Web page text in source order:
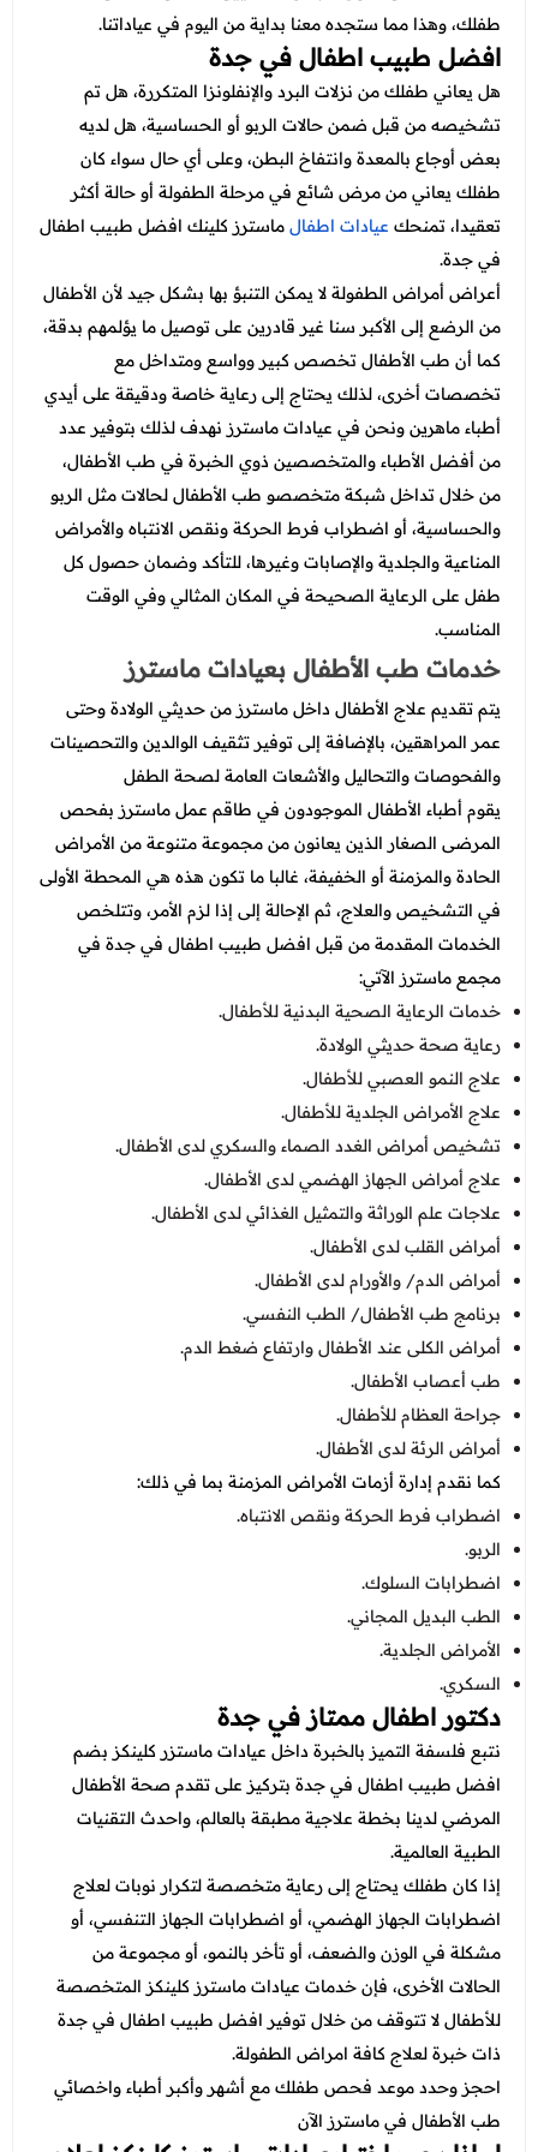
عروض العناية بالشعر
عروض الرجال
عروض جراحات التجميل
عروض قسم الطوارئ
عروض المختبر
عروض الاشعة
عروض الباطنة
عروض العظام
عروض الانف والاذن والحنجرة
عروض العلاج الطبيعي
طفلك، وهذا مما ستجده معنا بداية من اليوم في عياداتنا.
افضل طبيب اطفال في جدة
هل يعاني طفلك من نزلات البرد والإنفلونزا المتكررة، هل تم
تشخيصه من قبل ضمن حالات الربو أو الحساسية، هل لديه
بعض أوجاع بالمعدة وانتفاخ البطن، وعلى أي حال سواء كان
طفلك يعاني من مرض شائع في مرحلة الطفولة أو حالة أكثر
تعقيدا، تمنحكعيادات اطفال ماسترز كلينك افضل طبيب اطفال
في جدة.
أعراض أمراض الطفولة لا يمكن التنبؤ بها بشكل جيد لأن الأطفال
من الرضع إلى الأكبر سنا غير قادرين على توصيل ما يؤلمهم بدقة،
كما أن طب الأطفال تخصص كبير وواسع ومتداخل مع
تخصصات أخرى، لذلك يحتاج إلى رعاية خاصة ودقيقة على أيدي
أطباء ماهرين ونحن في عيادات ماسترز نهدف لذلك بتوفير عدد
من أفضل الأطباء والمتخصصين ذوي الخبرة في طب الأطفال،
من خلال تداخل شبكة متخصصو طب الأطفال لحالات مثل الربو
والحساسية، أو اضطراب فرط الحركة ونقص الانتباه والأمراض
المناعية والجلدية والإصابات وغيرها، للتأكد وضمان حصول كل
طفل على الرعاية الصحيحة في المكان المثالي وفي الوقت
المناسب.
خدمات طب الأطفال بعيادات ماسترز
يتم تقديم علاج الأطفال داخل ماسترز من حديثي الولادة وحتى
عمر المراهقين، بالإضافة إلى توفير تثقيف الوالدين والتحصينات
والفحوصات والتحاليل والأشعات العامة لصحة الطفل
يقوم أطباء الأطفال الموجودون في طاقم عمل ماسترز بفحص
المرضى الصغار الذين يعانون من مجموعة متنوعة من الأمراض
الحادة والمزمنة أو الخفيفة، غالبا ما تكون هذه هي المحطة الأولى
في التشخيص والعلاج، ثم الإحالة إلى إذا لزم الأمر، وتتلخص
الخدمات المقدمة من قبل افضل طبيب اطفال في جدة في
مجمع ماسترز الآتي:
خدمات الرعاية الصحية البدنية للأطفال.
رعاية صحة حديثي الولادة.
علاج النمو العصبي للأطفال.
علاج الأمراض الجلدية للأطفال.
تشخيص أمراض الغدد الصماء والسكري لدى الأطفال.
علاج أمراض الجهاز الهضمي لدى الأطفال.
علاجات علم الوراثة والتمثيل الغذائي لدى الأطفال.
أمراض القلب لدى الأطفال.
أمراض الدم/ والأورام لدى الأطفال.
برنامج طب الأطفال/ الطب النفسي.
أمراض الكلى عند الأطفال وارتفاع ضغط الدم.
طب أعصاب الأطفال.
جراحة العظام للأطفال.
أمراض الرئة لدى الأطفال.
كما نقدم إدارة أزمات الأمراض المزمنة بما في ذلك:
اضطراب فرط الحركة ونقص الانتباه.
الربو.
اضطرابات السلوك.
الطب البديل المجاني.
الأمراض الجلدية.
السكري.
دكتور اطفال ممتاز في جدة
نتبع فلسفة التميز بالخبرة داخل عيادات ماستزر كلينكز بضم
افضل طبيب اطفال في جدة بتركيز على تقدم صحة الأطفال
المرضي لدينا بخطة علاجية مطبقة بالعالم، واحدث التقنيات
الطبية العالمية.
إذا كان طفلك يحتاج إلى رعاية متخصصة لتكرار نوبات لعلاج
اضطرابات الجهاز الهضمي، أو اضطرابات الجهاز التنفسي، أو
مشكلة في الوزن والضعف، أو تأخر بالنمو، أو مجموعة من
الحالات الأخرى، فإن خدمات عيادات ماسترز كلينكز المتخصصة
للأطفال لا تتوقف من خلال توفير افضل طبيب اطفال في جدة
ذات خبرة لعلاج كافة امراض الطفولة.
احجز وحدد موعد فحص طفلك مع أشهر وأكبر أطباء واخصائي
طب الأطفال في ماسترز الآن